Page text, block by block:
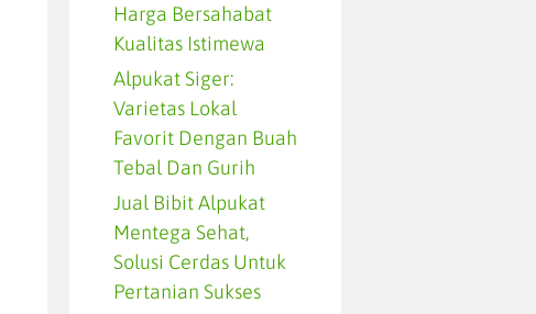
Harga Bersahabat
Kualitas Istimewa
Alpukat Siger:
Varietas Lokal
Favorit Dengan Buah
Tebal Dan Gurih
Jual Bibit Alpukat
Mentega Sehat,
Solusi Cerdas Untuk
Pertanian Sukses